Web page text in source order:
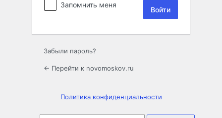
Запомнить меня
Забыли пароль?
← Перейти к novomoskov.ru
Политика конфиденциальности